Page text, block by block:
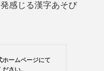
感じる漢字あそび
ホームページにて
さい。